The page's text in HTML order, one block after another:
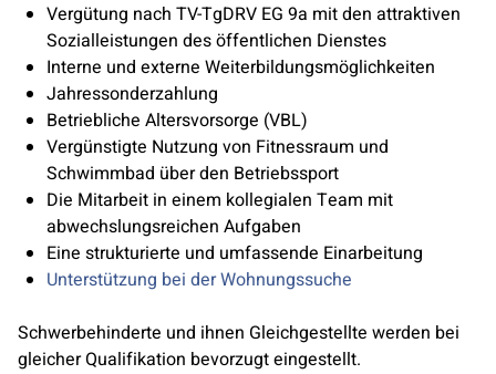
Vergütung nach TV-TgDRV EG 9a mit den attraktiven
Sozialleistungen des öffentlichen Dienstes
Interne und externe Weiterbildungsmöglichkeiten
Jahressonderzahlung
Betriebliche Altersvorsorge (VBL)
Vergünstigte Nutzung von Fitnessraum und
Schwimmbad über den Betriebssport
Die Mitarbeit in einem kollegialen Team mit
abwechslungsreichen Aufgaben
Eine strukturierte und umfassende Einarbeitung
Unterstützung bei der Wohnungssuche
Schwerbehinderte und ihnen Gleichgestellte werden bei
gleicher Qualifikation bevorzugt eingestellt.